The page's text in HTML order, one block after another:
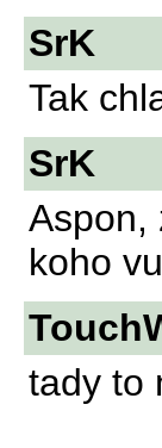
SrK
Tak
SrK
Aspon,
koho
tady to